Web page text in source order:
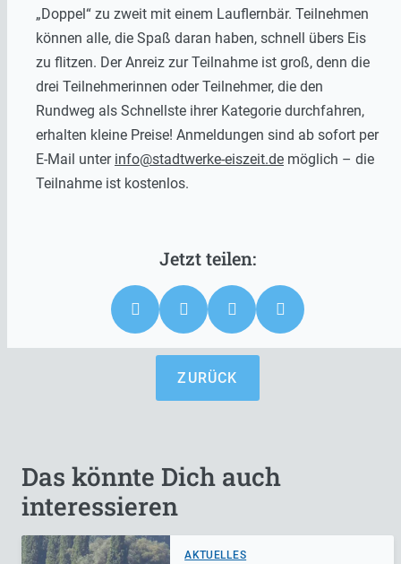
„Doppel“ zu zweit mit einem Lauflernbär. Teilnehmen
können alle, die Spaß daran haben, schnell übers Eis
zu flitzen. Der Anreiz zur Teilnahme ist groß, denn die
drei Teilnehmerinnen oder Teilnehmer, die den
Rundweg als Schnellste ihrer Kategorie durchfahren,
erhalten kleine Preise! Anmeldungen sind ab sofort per
E-Mail unter info@stadtwerke-eiszeit.de möglich – die
Teilnahme ist kostenlos.
ZURÜCK
Das könnte Dich auch
interessieren
AKTUELLES